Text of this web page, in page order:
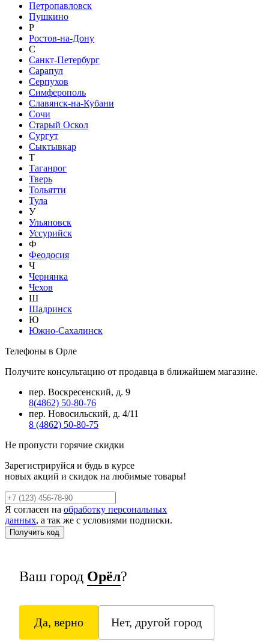
Петропавловск
Пушкино
Р
Ростов-на-Дону
С
Санкт-Петербург
Сарапул
Серпухов
Симферополь
Славянск-на-Кубани
Сочи
Старый Оскол
Сургут
Сыктывкар
Т
Таганрог
Тверь
Тольятти
Тула
У
Ульяновск
Уссурийск
Ф
Феодосия
Ч
Чернянка
Чехов
Ш
Шадринск
Ю
Южно-Сахалинск
Телефоны в Орле
Получите консультацию от продавца в ближайшем магазине.
пер. Воскресенский, д. 9
8(4862) 50-80-76
пер. Новосильский, д. 4/11
8 (4862) 50-80-75
Не пропусти горячие скидки
Зарегистрируйся и будь в курсе
новых акций и скидок на любимые товары!
Я согласен на обработку персональных
данных, а так же с условиями подписки.
Ваш город Орёл?
Да, верно Нет, другой город